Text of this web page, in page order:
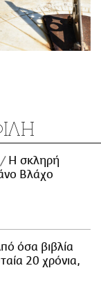
H σκληρή
Βλάχο
όσα βιβλία
20 χρόνια,